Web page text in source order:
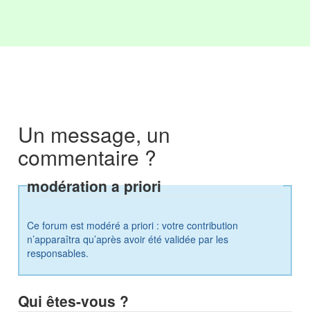
Un message, un
commentaire ?
modération a priori
Ce forum est modéré a priori : votre contribution
n’apparaîtra qu’après avoir été validée par les
responsables.
Qui êtes-vous ?